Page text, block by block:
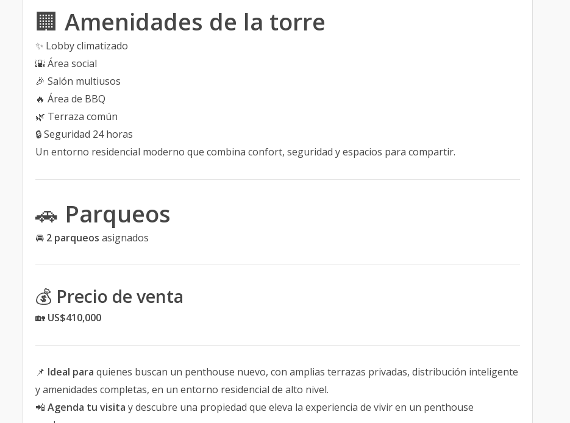
🏢 Amenidades de la torre
✨ Lobby climatizado
🌇 Área social
🎉 Salón multiusos
🔥 Área de BBQ
🌿 Terraza común
🔒 Seguridad 24 horas
Un entorno residencial moderno que combina confort, seguridad y espacios para compartir.
🚗 Parqueos
🚘 2 parqueos asignados
💰 Precio de venta
🏡 US$410,000
📌 Ideal para quienes buscan un penthouse nuevo, con amplias terrazas privadas, distribución inteligente
y amenidades completas, en un entorno residencial de alto nivel.
📲 Agenda tu visita y descubre una propiedad que eleva la experiencia de vivir en un penthouse